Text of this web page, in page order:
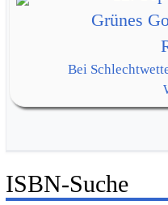
Grünes
Bei
ISBN-Suche